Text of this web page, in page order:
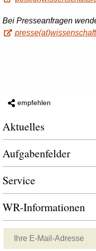
Bei Presseanfragen
empfehlen
Aktuelles
Aufgabenfelder
Service
WR-Informationen